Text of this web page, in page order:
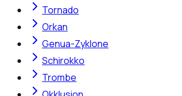
Tornado
Orkan
Genua-Zyklone
Schirokko
Trombe